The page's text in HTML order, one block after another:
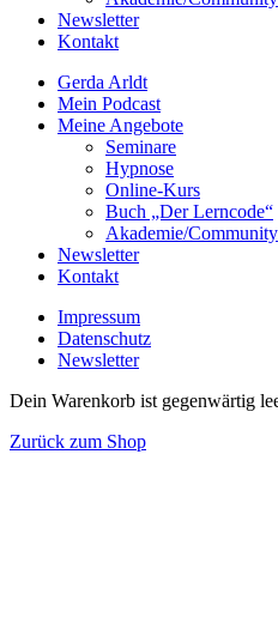
Newsletter
Kontakt
Gerda Arldt
Mein Podcast
Meine Angebote
Seminare
Hypnose
Online-Kurs
Buch „Der Lerncode“
Akademie/Community
Newsletter
Kontakt
Impressum
Datenschutz
Newsletter
Dein Warenkorb ist gegenwärtig
Zurück zum Shop